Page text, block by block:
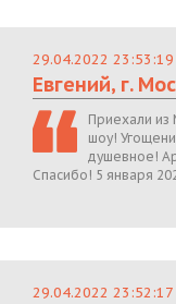
29.04.2022 23:53:19
Евгений, г.
Приехали из
шоу!
душевное!
Спасибо! 5 января
29.04.2022 23:52:17